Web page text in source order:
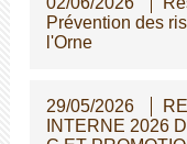
Prévention des
l'Orne
29/05/2026
INTERNE 2026